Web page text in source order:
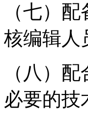
（七）
核编辑人
（八）
必要的技